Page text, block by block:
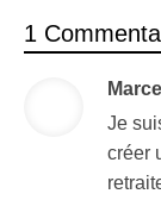
1
Je
créer